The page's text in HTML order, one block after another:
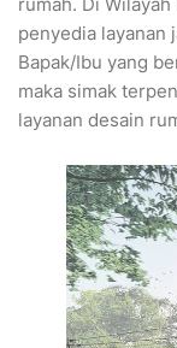
rumah. Di
penyedia layanan
Bapak/Ibu yang
maka simak
layanan desain